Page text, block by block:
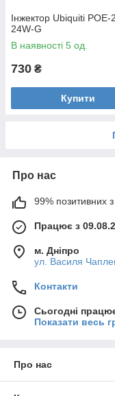
Інжектор Ubiquiti POE-
24W-G
В наявності 5 од.
730 ₴
Купити
Про нас
99% позитивних з
Працює з
м. Дніпро
ул. Василя
Контакти
Сьогодні
Показати весь
Про нас